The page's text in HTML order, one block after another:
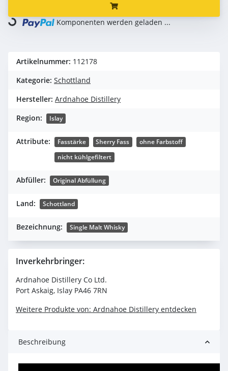
Loading... Komponenten werden geladen ...
Artikelnummer: 112178
Kategorie: Schottland
Hersteller: Ardnahoe Distillery
Region:
Islay
Attribute: Fasstärke Sherry Fass
ohne Farbstoff
nicht kühlgefiltert
Abfüller: Original Abfüllung
Land: Schottland
Bezeichnung: Single Malt Whisky
Inverkehrbringer:
Ardnahoe Distillery Co Ltd.
Port Askaig, Islay PA46 7RN
Weitere Produkte von: Ardnahoe Distillery entdecken
Beschreibung